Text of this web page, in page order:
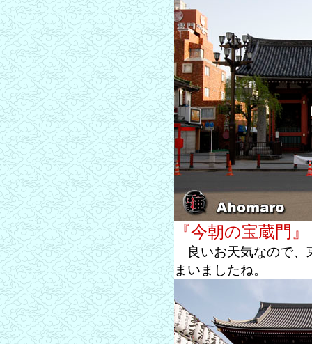
『今朝の宝蔵門』
良いお天気なので、
まいましたね。